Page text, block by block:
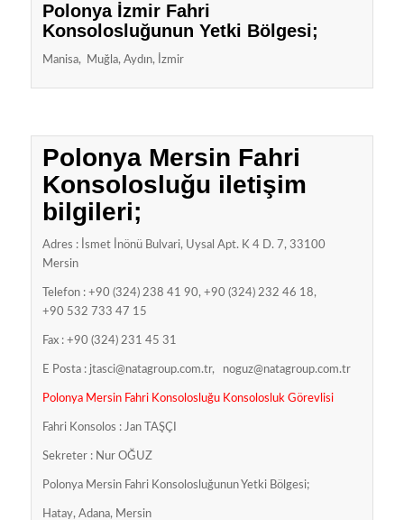
Polonya İzmir Fahri
Konsolosluğunun Yetki Bölgesi;
Manisa, Muğla, Aydın, İzmir
Polonya Mersin Fahri
Konsolosluğu iletişim
bilgileri;
Adres : İsmet İnönü Bulvari, Uysal Apt. K 4 D. 7, 33100
Mersin
Telefon : +90 (324) 238 41 90, +90 (324) 232 46 18,
+90 532 733 47 15
Fax : +90 (324) 231 45 31
E Posta : jtasci@natagroup.com.tr, noguz@natagroup.com.tr
Polonya Mersin Fahri Konsolosluğu Konsolosluk Görevlisi
Fahri Konsolos : Jan TAŞÇI
Sekreter : Nur OĞUZ
Polonya Mersin Fahri Konsolosluğunun Yetki Bölgesi;
Hatay, Adana, Mersin